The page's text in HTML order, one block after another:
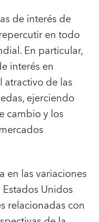
de interés de
en todo
En particular,
interés en
atractivo de las
ejerciendo
cambio y los
en las variaciones
Unidos
relacionadas con